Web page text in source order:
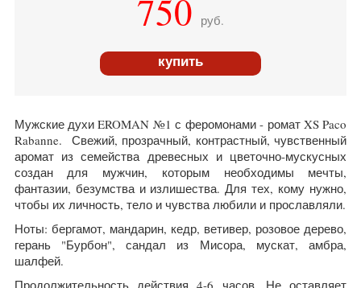
750 руб.
купить
Мужские духи EROMAN №1 с феромонами - ромат XS Paco
Rabanne. Свежий, прозрачный, контрастный, чувственный
аромат из семейства древесных и цветочно-мускусных
создан для мужчин, которым необходимы мечты,
фантазии, безумства и излишества. Для тех, кому нужно,
чтобы их личность, тело и чувства любили и прославляли.
Ноты: бергамот, мандарин, кедр, ветивер, розовое дерево,
герань "Бурбон", сандал из Мисора, мускат, амбра,
шалфей.
Продолжительность действия 4-6 часов. Не оставляет